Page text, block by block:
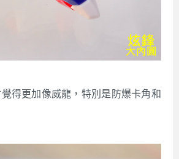
得更加像威龍，特別是防爆卡角和